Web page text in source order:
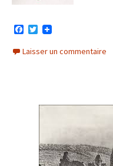
c
e
T
i
t
Laisser un commentaire